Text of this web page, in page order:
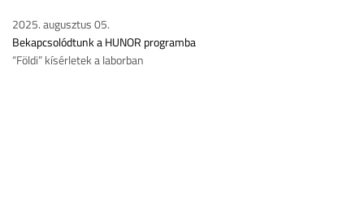
2025. augusztus 05.
Bekapcsolódtunk a HUNOR programba
“Földi” kísérletek a laborban